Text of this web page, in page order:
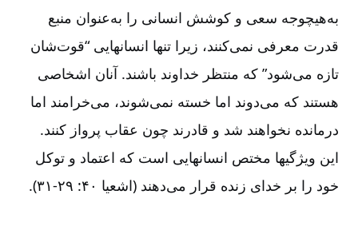
بههیچوجه سعی و کوشش انسانی را بهعنوان منبع
قدرت معرفی نمیکنند، زیرا تنها انسانهایی “قوتشان
تازه میشود” که منتظر خداوند باشند. آنان اشخاصی
هستند که میدوند اما خسته نمیشوند، میخرامند اما
درمانده نخواهند شد و قادرند چون عقاب پرواز کنند.
این ویژگیها مختص انسانهایی است که اعتماد و توکل
خود را بر خدای زنده قرار میدهند (اشعیا ۴۰:‏ ۲۹-‏‏‏‏‏۳۱).